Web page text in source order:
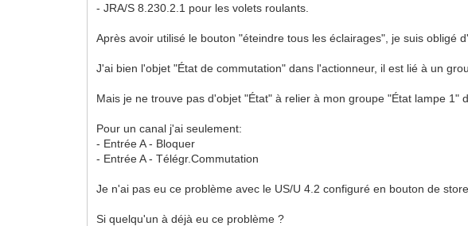
- JRA/S 8.230.2.1 pour les volets roulants.
Après avoir utilisé le bouton "éteindre tous les éclairages", je suis obligé
J'ai bien l'objet "État de commutation" dans l'actionneur, il est lié à un
Mais je ne trouve pas d'objet "État" à relier à mon groupe "État lampe 1"
Pour un canal j'ai seulement:
- Entrée A - Bloquer
- Entrée A - Télégr.Commutation
Je n'ai pas eu ce problème avec le US/U 4.2 configuré en bouton de
Si quelqu'un à déjà eu ce problème ?